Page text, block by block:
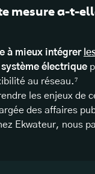
mesure a-t-
à mieux intégrer
système électrique
au réseau.⁷
les enjeux de
des affaires
Ekwateur, nous